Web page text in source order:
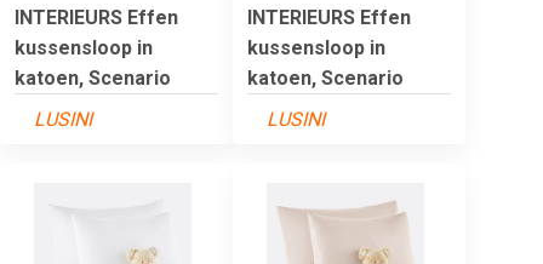
INTERIEURS Effen
kussensloop in
katoen, Scenario
LUSINI
INTERIEURS Effen
kussensloop in
katoen, Scenario
LUSINI